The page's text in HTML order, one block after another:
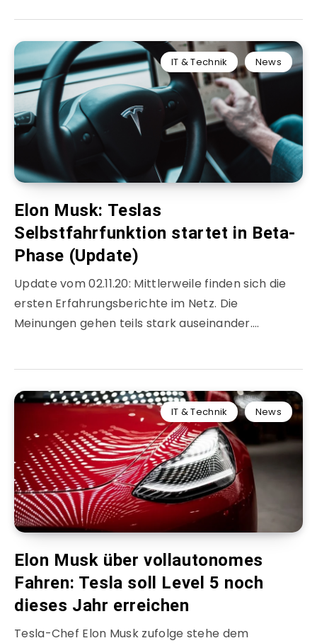
IT & Technik News
Elon Musk: Teslas
Selbstfahrfunktion startet in Beta-
Phase (Update)
Update vom 02.11.20: Mittlerweile finden sich die
ersten Erfahrungsberichte im Netz. Die
Meinungen gehen teils stark auseinander….
IT & Technik News
Elon Musk über vollautonomes
Fahren: Tesla soll Level 5 noch
dieses Jahr erreichen
Tesla-Chef Elon Musk zufolge stehe dem